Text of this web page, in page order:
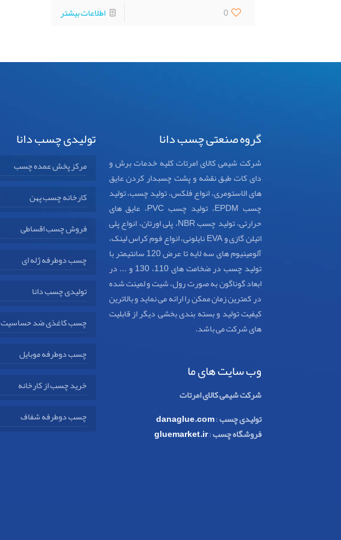
0 اطلاعات بیشتر
گروه صنعتی چسب دانا
شرکت شیمی کالای امرتات کلیه خدمات برش و
دای کات طبق نقشه و پشت چسبدار کردن عایق
های الاستومری، انواع فلکس، تولید چسب، تولید
چسب EPDM، تولید چسب PVC، عایق های
حرارتی، تولید چسب NBR، پلی اورتان، انواع پلی
اتیلن گازی و EVA نایلونی، انواع فوم کراس لینک،
آلومینیوم های سه لایه تا عرض 120 سانتیمتر با
تولید چسب در ضخامت های 110، 130 و ... در
ابعاد گوناگون به صورت رول، شیت و لمینت شده
در کمترین زمان ممکن را ارائه می نماید و بالاترین
کیفیت تولید و بسته بندی بخشی دیگر از قابلیت
های شرکت می باشد.
وب سایت های ما
شرکت شیمی کالای امرتات
تولیدی چسب:
danaglue.com
فروشگاه چسب:
gluemarket.ir
تولیدی چسب دانا
مرکز پخش عمده چسب
کارخانه چسب پهن
فروش چسب اقساطی
چسب دوطرفه ژله ای
تولیدی چسب دانا
چسب کاغذی ضد حساسیت
چسب دوطرفه موبایل
خرید چسب از کارخانه
چسب دوطرفه شفاف